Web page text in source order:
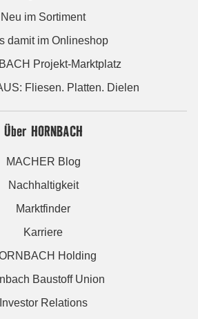
Neu im Sortiment
damit im Onlineshop
Projekt-Marktplatz
Fliesen. Platten. Dielen
Über HORNBACH
MACHER Blog
Nachhaltigkeit
Marktfinder
Karriere
Holding
Baustoff Union
Investor Relations